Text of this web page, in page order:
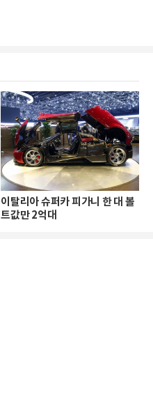
이탈리아 슈퍼카 피가니 한 대 볼
트값만 2억대